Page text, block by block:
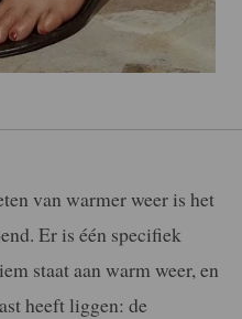
van warmer weer is het
Er is één specifiek
staat aan warm weer, en
heeft liggen: de